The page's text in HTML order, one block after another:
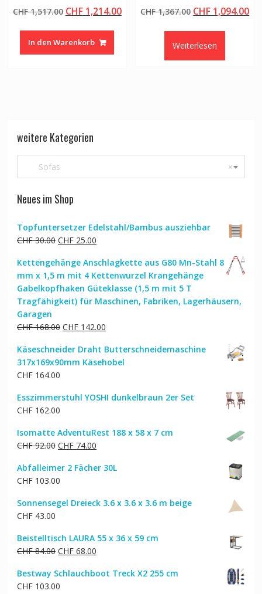
CHF1,517.00 Ursprünglicher
war:
CHF 1,517.00
CHF1,214.00Aktueller
CHF 1,214.00.
In den Warenkorb
CHF1,367.00 Ursprünglicher
CHF 1,367.00
CHF 1,094.00
Weiterlesen
weitere Kategorien
×
Sofas
Neues im Shop
Topfuntersetzer Edelstahl/Bambus ausziehbar
CHF30.00 Ursprünglicher
war:
CHF 30.00
CHF25.00Aktueller
ist:
CHF 25.00.
Kettengehänge Anschlagkette aus G80 Mn-Stahl 8
mm x 1,5 m mit 4 Kettenwurzel Krangehänge
Gabelkopfhaken Güteklasse (1,5 m mit 5 T
Tragfähigkeit) für Maschinen, Fabriken, Lagerhäusern,
Garagen
CHF168.00 Ursprünglicher
war:
CHF 168.00
CHF142.00Aktueller
ist:
CHF 142.00.
Käseschneider Draht Butterschneidemaschine
317x169x90mm Käsehobel
CHF164.00
Esszimmerstuhl YOSHI dunkelbraun 2er Set
CHF162.00
Isomatte AdventuRest 188 x 58 x 7 cm
CHF92.00 Ursprünglicher
war:
CHF 92.00
CHF74.00Aktueller
ist:
Abfalleimer 2 Fächer 30L
CHF103.00
Sonnensegel Dreieck 3.6 x 3.6 x 3.6 m beige
CHF43.00
Beistelltisch LAURA 55 x 36 x 59 cm
CHF84.00 Ursprünglicher
war:
CHF 84.00
CHF68.00Aktueller
ist:
Bestway Schlauchboot Treck X2 255 cm
CHF103.00